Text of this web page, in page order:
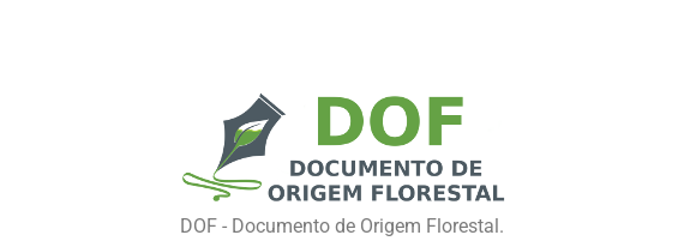
DOF - Documento de Origem Florestal.